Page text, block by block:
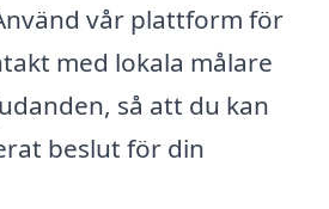
vår plattform för
med lokala målare
så att du kan
beslut för din